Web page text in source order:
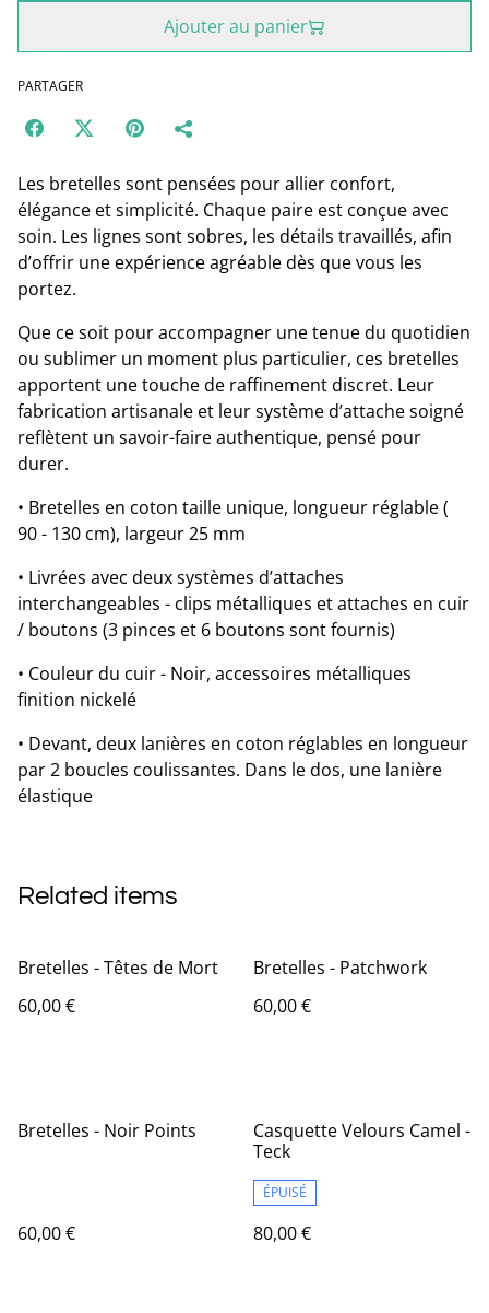
Ajouter au panier
PARTAGER
Les bretelles sont pensées pour allier confort,
élégance et simplicité. Chaque paire est conçue avec
soin. Les lignes sont sobres, les détails travaillés, afin
d’offrir une expérience agréable dès que vous les
portez.
Que ce soit pour accompagner une tenue du quotidien
ou sublimer un moment plus particulier, ces bretelles
apportent une touche de raffinement discret. Leur
fabrication artisanale et leur système d’attache soigné
reflètent un savoir-faire authentique, pensé pour
durer.
• Bretelles en coton taille unique, longueur réglable (
90 - 130 cm), largeur 25 mm
• Livrées avec deux systèmes d’attaches
interchangeables - clips métalliques et attaches en cuir
/ boutons (3 pinces et 6 boutons sont fournis)
• Couleur du cuir - Noir, accessoires métalliques
finition nickelé
• Devant, deux lanières en coton réglables en longueur
par 2 boucles coulissantes. Dans le dos, une lanière
élastique
Related items
Bretelles - Têtes de Mort
60,00 €
Bretelles - Patchwork
60,00 €
Bretelles - Noir Points
60,00 €
Casquette Velours Camel -
Teck
ÉPUISÉ
80,00 €